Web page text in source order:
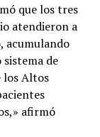
que los tres
atendieron a
sistema de
los Altos
afirmó